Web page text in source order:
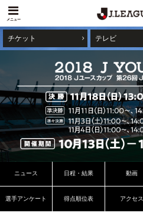
メニュー
チケット テレビ
ニュース 日程・結果 動画
選手アンケート 得点順位表 アクセス